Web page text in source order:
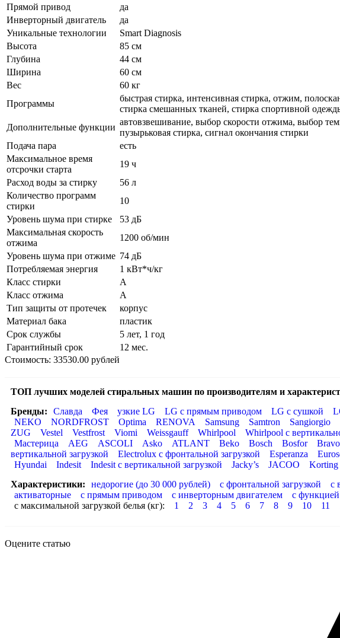
Прямой привод
да
Инверторный двигатель
да
Уникальные технологии
Smart Diagnosis
Высота
85 см
Глубина
44 см
Ширина
60 см
Вес
60 кг
Программы
быстрая стирка, интенсивная стирка, отжим,
стирка смешанных тканей, стирка спортивной
Дополнительные функции
автовзвешивание, выбор скорости отжима, выбор
пузырьковая стирка, сигнал окончания стирки
Подача пара
есть
Максимальное время
отсрочки старта
19 ч
Расход воды за стирку
56 л
Количество программ
стирки
10
Уровень шума при стирке
53 дБ
Максимальная скорость
отжима
1200 об/мин
Уровень шума при отжиме 74 дБ
Потребляемая энергия
1 кВт*ч/кг
Класс стирки
A
Класс отжима
A
Тип защиты от протечек
корпус
Материал бака
пластик
Срок службы
5 лет, 1 год
Гарантийный срок
12 мес.
Стоимость: 33530.00 рублей
ТОП лучших моделей стиральных машин по производителям и
Бренды:
Славда Фея узкие LG LG с прямым приводом LG с сушкой
NEKO
NORDFROST Optima RENOVA Samsung Samtron Sangiorgio
ZUG
Vestel Vestfrost Viomi Weissgauff Whirlpool Whirlpool с
Мастерица
AEG ASCOLI Asko ATLANT Beko Bosch Bosfor Bravo
вертикальной загрузкой
Electrolux с фронтальной загрузкой Esperanza
Hyundai
Indesit Indesit с вертикальной загрузкой Jacky’s JACOO Korting
Характеристики:
недорогие (до 30 000 рублей) с фронтальной загрузкой с
активаторные
с прямым приводом с инверторным двигателем с функцией
с максимальной загрузкой белья (кг):
1 2 3 4 5 6 7 8 9 10 11
Оцените статью